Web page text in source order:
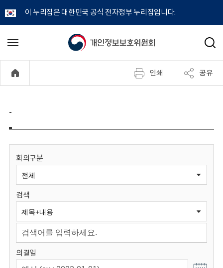
이 누리집은 대한민국 공식 전자정부 누리집입니다.
개
정
보
원
회
메
기
검
인쇄 공유
-
회의구분
검색
의결일